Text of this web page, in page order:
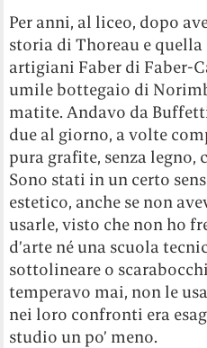
Per anni, al liceo, dopo
storia di Thoreau e
artigiani Faber di Faber-
umile bottegaio di
matite. Andavo da
due al giorno, a volte
pura grafite, senza legno,
Sono stati in un certo
estetico, anche se non
usarle, visto che non ho
d’arte né una scuola
sottolineare o
temperavo mai, non le
nei loro confronti era
studio un po’ meno.